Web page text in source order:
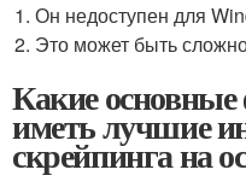
Он недоступен для
Это может быть
Какие
иметь лучшие
скрейпинга на